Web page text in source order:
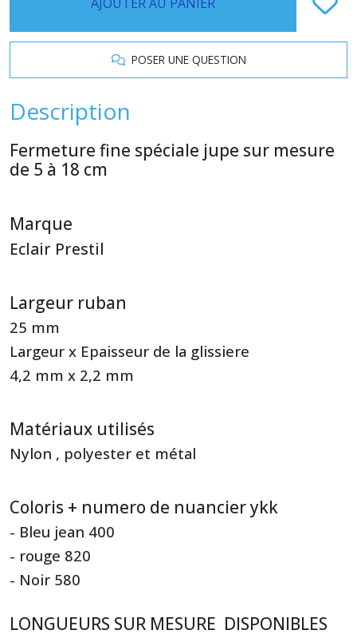
POSER UNE QUESTION
Description
Fermeture fine spéciale jupe sur mesure
de 5 à 18 cm
Marque
Eclair Prestil
Largeur ruban
25 mm
Largeur x Epaisseur de la glissiere
4,2 mm x 2,2 mm
Matériaux utilisés
Nylon , polyester et métal
Coloris + numero de nuancier ykk
- Bleu jean 400
- rouge 820
- Noir 580
LONGUEURS SUR MESURE DISPONIBLES